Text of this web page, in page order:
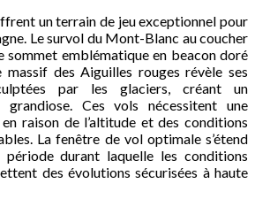
un terrain de jeu exceptionnel pour
Le survol du Mont-Blanc au coucher
sommet emblématique en beacon doré
massif des Aiguilles rouges révèle ses
par les glaciers, créant un
grandiose. Ces vols nécessitent une
raison de l’altitude et des conditions
La fenêtre de vol optimale s’étend
durant laquelle les conditions
des évolutions sécurisées à haute